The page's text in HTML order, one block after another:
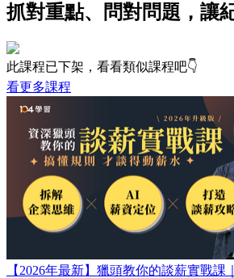
抓對重點、問對問題，讓
此課程已下架，看看類似課程吧👇
看更多課程
【2026年最新】獵頭教你的談薪實戰課